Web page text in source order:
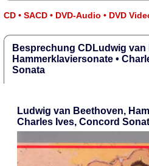
CD • SACD • DVD-Audio • DVD
Besprechung CDLudwig van
Hammerklaviersonate •
Sonata
Ludwig van Beethoven,
Charles Ives, Concord